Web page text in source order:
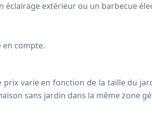
éclairage extérieur ou un barbecue
en compte.
varie en fonction de la taille du
sans jardin dans la même zone